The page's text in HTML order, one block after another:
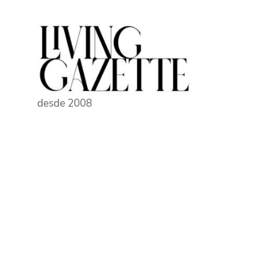
conteúdo
desde 2008